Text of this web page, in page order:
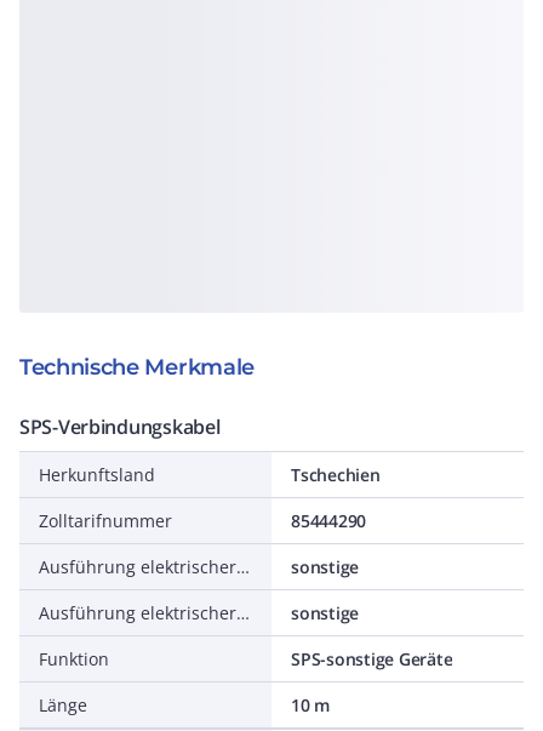
Technische Merkmale
SPS-Verbindungskabel
Herkunftsland
Tschechien
Zolltarifnummer
85444290
Ausführung elektrischer Anschluss, feldseitig
sonstige
Ausführung elektrischer Anschluss, gehäuseseitig
sonstige
Funktion
SPS-sonstige Geräte
Länge
10 m